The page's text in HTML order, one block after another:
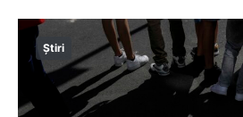
Știri